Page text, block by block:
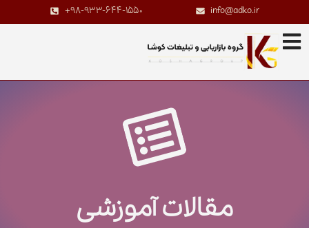
info@adko.ir
+98-933-644-1550
مقالات آموزشی